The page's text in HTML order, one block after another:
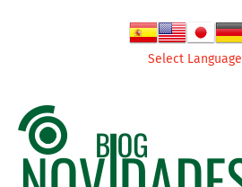
Select Language